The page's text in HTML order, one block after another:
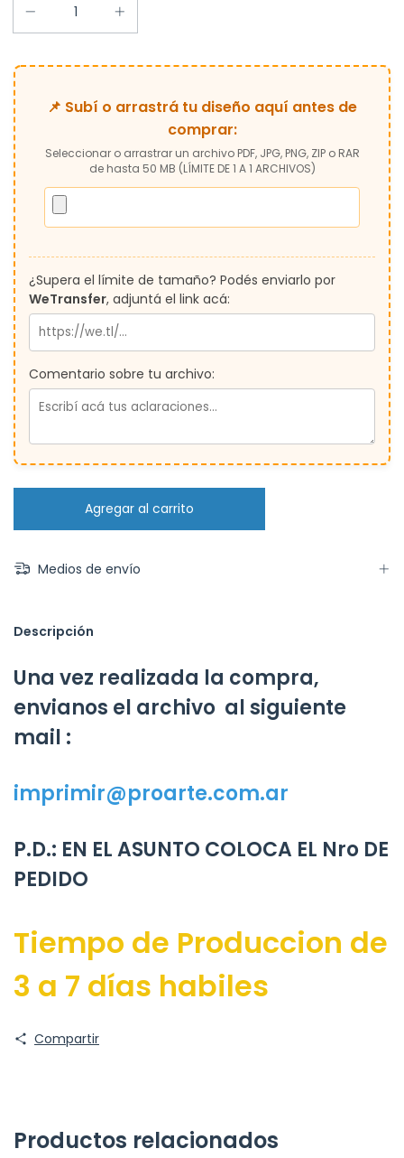
📌 Subí o arrastrá tu diseño aquí antes de
comprar:
Seleccionar o arrastrar un archivo PDF, JPG, PNG, ZIP o RAR
de hasta 50 MB (LÍMITE DE 1 A 1 ARCHIVOS)
¿Supera el límite de tamaño? Podés enviarlo por
WeTransfer, adjuntá el link acá:
Comentario sobre tu archivo:
Medios de envío
Descripción
Una vez realizada la compra,
envianos el archivo al siguiente
mail :
imprimir@proarte.com.ar
P.D.: EN EL ASUNTO COLOCA EL Nro DE
PEDIDO
Tiempo de Produccion de
3 a 7 días habiles
Compartir
Productos relacionados